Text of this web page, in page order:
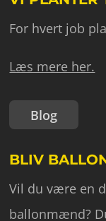
For hvert job
Læs mere her.
Blog
BLIV
Vil du være en
ballonmænd?